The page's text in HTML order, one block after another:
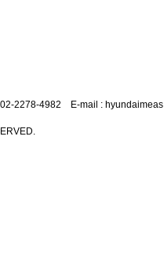
2278-4982 E-mail :